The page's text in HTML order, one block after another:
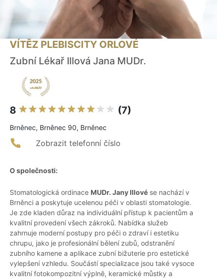
VÍTĚZ PLEBISCITY ORLOVÉ
Zubní Lékař Illová Jana MUDr.
8 (7)
Brněnec, Brněnec 90, Brněnec
Zobrazit telefonní číslo
O společnosti:
Stomatologická ordinace MUDr. Jany Illové se nachází v
Brněnci a poskytuje ucelenou péči v oblasti stomatologie.
Je zde kladen důraz na individuální přístup k pacientům a
kvalitní provedení všech zákroků. Nabídka služeb
zahrnuje moderní postupy pro péči o zdraví i estetiku
chrupu, jako je profesionální bělení zubů, odstranění
zubního kamene a aplikace zubní bižuterie pro estetické
vylepšení vzhledu. Součástí specializace jsou také vysoce
kvalitní fotokompozitní výplně, keramické můstky a